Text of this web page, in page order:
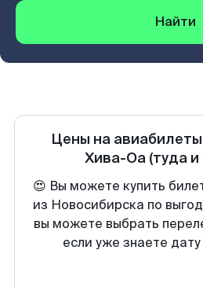
Найти
Цены на авиабилеты
Хива-Оа (туда
😍 Вы можете купить
из Новосибирска по
вы можете выбрать
если уже знаете